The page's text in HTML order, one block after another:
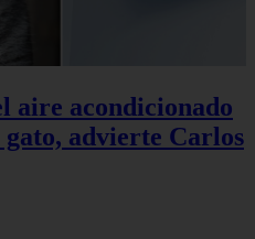
aire acondicionado
advierte Carlos